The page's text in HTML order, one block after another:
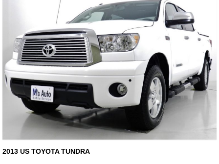
店舗情報
会社概要
トップメッセージ
スタッフ紹介
ブログ
イベント
ニュース
2013 US TOYOTA TUNDRA